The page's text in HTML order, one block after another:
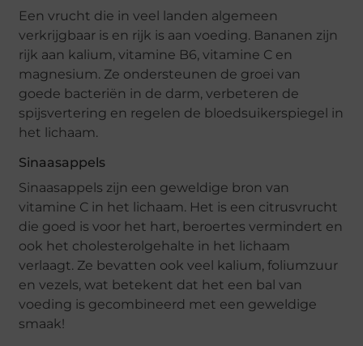
Een vrucht die in veel landen algemeen
verkrijgbaar is en rijk is aan voeding. Bananen zijn
rijk aan kalium, vitamine B6, vitamine C en
magnesium. Ze ondersteunen de groei van
goede bacteriën in de darm, verbeteren de
spijsvertering en regelen de bloedsuikerspiegel in
het lichaam.
Sinaasappels
Sinaasappels zijn een geweldige bron van
vitamine C in het lichaam. Het is een citrusvrucht
die goed is voor het hart, beroertes vermindert en
ook het cholesterolgehalte in het lichaam
verlaagt. Ze bevatten ook veel kalium, foliumzuur
en vezels, wat betekent dat het een bal van
voeding is gecombineerd met een geweldige
smaak!